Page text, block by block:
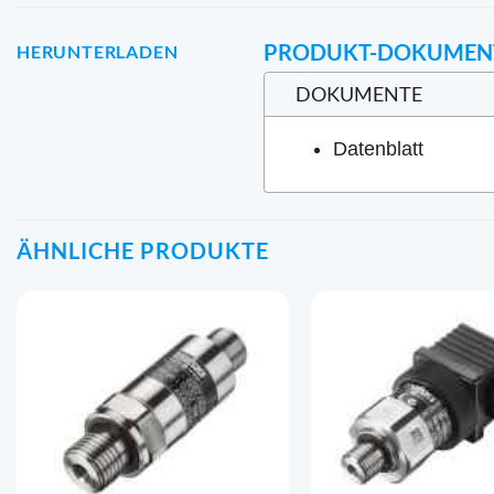
HERUNTERLADEN PRODUKT-
DOKUMENTE
Datenblatt
ÄHNLICHE PRODUKTE